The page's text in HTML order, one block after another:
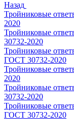
Назад
Тройниковые
2020
Тройниковые
30732-2020
Тройниковые
ГОСТ 30732-2020
Тройниковые
2020
Тройниковые
30732-2020
Тройниковые
ГОСТ 30732-2020